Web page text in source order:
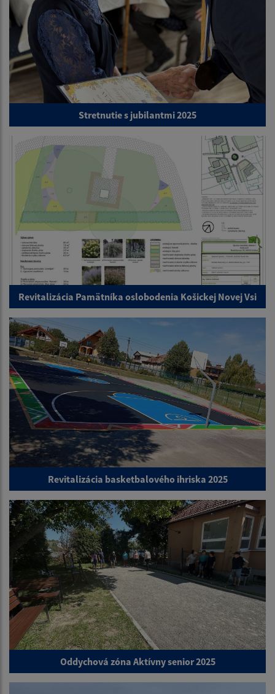
Stretnutie s jubilantmi 2025
Revitalizácia Pamätníka oslobodenia Košickej Novej Vsi
Revitalizácia basketbalového ihriska 2025
Oddychová zóna Aktívny senior 2025